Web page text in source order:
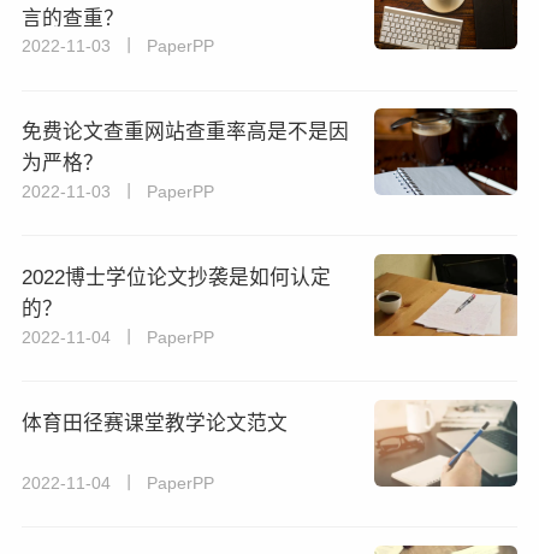
言的查重？
2022-11-03 丨 PaperPP
免费论文查重网站查重率高是不是因
为严格？
2022-11-03 丨 PaperPP
2022博士学位论文抄袭是如何认定
的？
2022-11-04 丨 PaperPP
体育田径赛课堂教学论文范文
2022-11-04 丨 PaperPP